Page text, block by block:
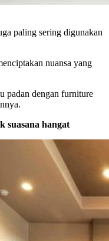
paling sering digunakan
nuansa yang
padan dengan furniture
suasana hangat